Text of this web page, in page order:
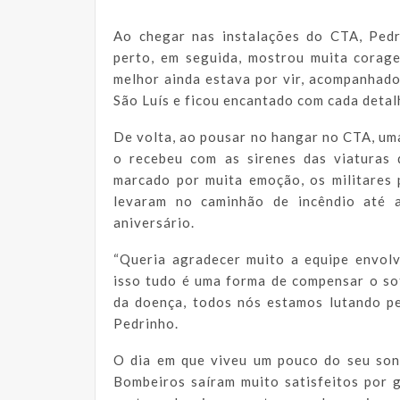
Ao chegar nas instalações do CTA,
perto, em seguida, mostrou muita
melhor ainda estava por vir,
São Luís e ficou encantado com cada
De volta, ao pousar no hangar no CTA,
o recebeu com as sirenes das
marcado por muita emoção, os
levaram no caminhão de incêndio
aniversário.
“Queria agradecer muito a equipe
isso tudo é uma forma de compensar o
da doença, todos nós estamos lutando
Pedrinho.
O dia em que viveu um pouco do seu
Bombeiros saíram muito satisfeitos por